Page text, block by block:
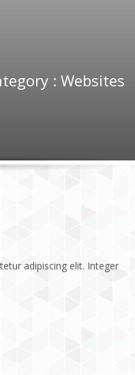
: Websites
adipiscing elit. Integer